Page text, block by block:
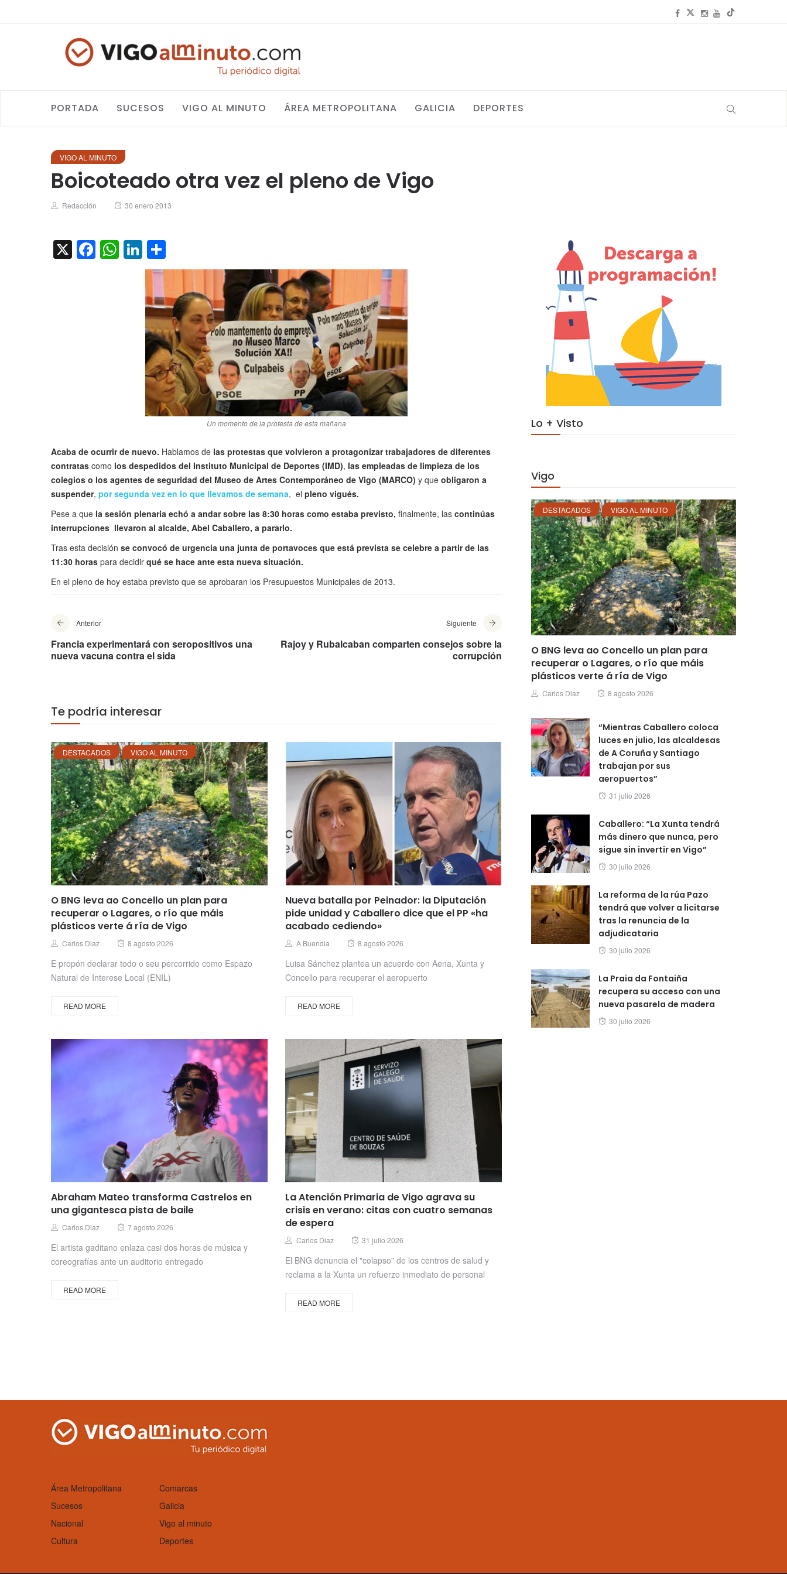
PORTADA SUCESOS VIGO AL MINUTO ÁREA METROPOLITANA GALICIA DEPORTES
VIGO AL MINUTO
Boicoteado otra vez el pleno de Vigo
Author
Redacción
Posted
30 enero 2013
X Facebook
WhatsApp
LinkedIn
Un momento de la protesta de esta mañana
Acaba de ocurrir de nuevo. Hablamos de las protestas que volvieron a protagonizar trabajadores de diferentes
contratas como los despedidos del Instituto Municipal de Deportes (IMD), las empleadas de limpieza de los
colegios o los agentes de seguridad del Museo de Artes Contemporáneo de Vigo (MARCO) y que obligaron a
suspender, por segunda vez en lo que llevamos de semana, el pleno vigués.
Pese a que la sesión plenaria echó a andar sobre las 8:30 horas como estaba previsto, finalmente, las continúas
interrupciones llevaron al alcalde, Abel Caballero, a pararlo.
Tras esta decisión se convocó de urgencia una junta de portavoces que está prevista se celebre a partir de las
11:30 horas para decidir qué se hace ante esta nueva situación.
En el pleno de hoy estaba previsto que se aprobaran los Presupuestos Municipales de 2013.
Anterior
Francia experimentará con seropositivos una
nueva vacuna contra el sida
Siguiente
Rajoy y Rubalcaban comparten consejos sobre la
corrupción
Te podría interesar
DESTACADOS VIGO AL MINUTO
O BNG leva ao Concello un plan para
recuperar o Lagares, o río que máis
plásticos verte á ría de Vigo
Author
Carlos Diaz
Posted
8 agosto 2026
E propón declarar todo o seu percorrido como Espazo
Natural de Interese Local (ENIL)
READ MORE
Nueva batalla por Peinador: la Diputación
pide unidad y Caballero dice que el PP «ha
acabado cediendo»
Author
A Buendia
Posted
8 agosto 2026
Luisa Sánchez plantea un acuerdo con Aena, Xunta y
Concello para recuperar el aeropuerto
READ MORE
Abraham Mateo transforma Castrelos en
una gigantesca pista de baile
Author
Carlos Diaz
Posted
7 agosto 2026
El artista gaditano enlaza casi dos horas de música y
coreografías ante un auditorio entregado
READ MORE
La Atención Primaria de Vigo agrava su
crisis en verano: citas con cuatro semanas
de espera
Author
Carlos Diaz
Posted
31 julio 2026
El BNG denuncia el "colapso" de los centros de salud y
reclama a la Xunta un refuerzo inmediato de personal
READ MORE
Lo + Visto
Vigo
DESTACADOS VIGO AL MINUTO
O BNG leva ao Concello un plan para
recuperar o Lagares, o río que máis
plásticos verte á ría de Vigo
Author
Carlos Diaz
Posted
8 agosto 2026
“Mientras Caballero coloca
luces en julio, las alcaldesas
de A Coruña y Santiago
trabajan por sus
aeropuertos”
Posted
31 julio 2026
Caballero: “La Xunta tendrá
más dinero que nunca, pero
sigue sin invertir en Vigo”
Posted
30 julio 2026
La reforma de la rúa Pazo
tendrá que volver a licitarse
tras la renuncia de la
adjudicataria
Posted
30 julio 2026
La Praia da Fontaiña
recupera su acceso con una
nueva pasarela de madera
Posted
30 julio 2026
Área Metropolitana
Comarcas
Sucesos
Galicia
Nacional
Vigo al minuto
Cultura
Deportes